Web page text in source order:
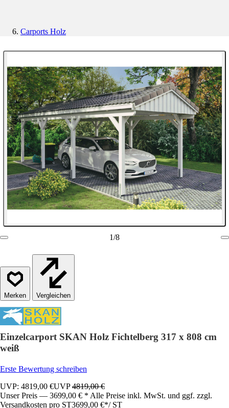
Carports Holz
1/8
Vergleichen
Einzelcarport SKAN Holz Fichtelberg 317 x 808 cm
weiß
Erste Bewertung schreiben
UVP: 4819,00 €UVP4819,00 €
Unser Preis — 3699,00 € * Alle Preise inkl. MwSt. und ggf. zzgl.
Versandkosten pro ST3699,00 €*/ ST